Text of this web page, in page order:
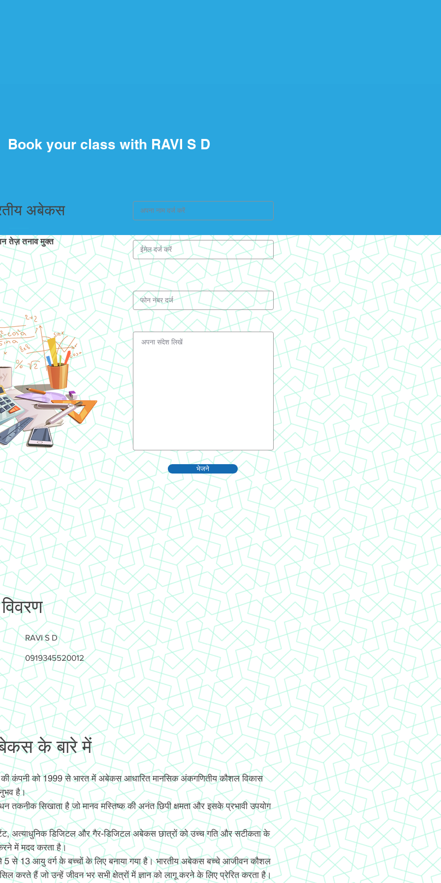
Book your class with RAVI S D
अबेकस
तेज़ तनाव मुक्त
भेजने
RAVI S D
0919345520012
के बारे में
कंपनी को 1999 से भारत में अबेकस आधारित मानसिक अंकगणितीय कौशल विकास
है।
तकनीक सिखाता है जो मानव मस्तिष्क की अनंत छिपी क्षमता और इसके प्रभावी उपयोग
अत्याधुनिक डिजिटल और गैर-डिजिटल अबेकस छात्रों को उच्च गति और सटीकता के
में मदद करता है।
5 से 13 आयु वर्ग के बच्चों के लिए बनाया गया है। भारतीय अबेकस बच्चे आजीवन कौशल
करते हैं जो उन्हें जीवन भर सभी क्षेत्रों में ज्ञान को लागू करने के लिए प्रेरित करता है।